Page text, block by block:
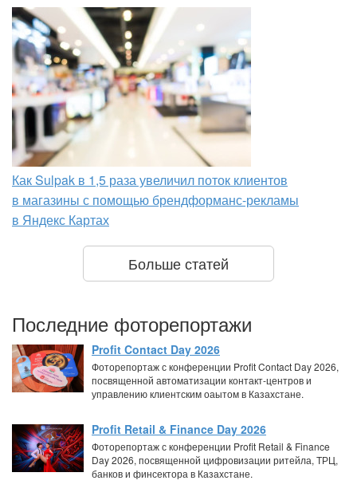
Как Sulpak в 1,5 раза увеличил поток клиентов
в магазины с помощью брендформанс-рекламы
в Яндекс Картах
Больше статей
Последние фоторепортажи
Profit Contact Day 2026
Фоторепортаж с конференции Profit Contact Day 2026,
посвященной автоматизации контакт-центров и
управлению клиентским оаытом в Казахстане.
Profit Retail & Finance Day 2026
Фоторепортаж с конференции Profit Retail & Finance
Day 2026, посвященной цифровизации ритейла, ТРЦ,
банков и финсектора в Казахстане.